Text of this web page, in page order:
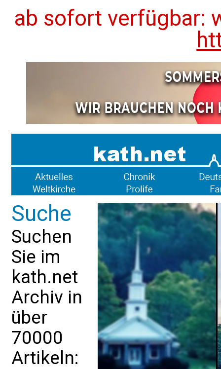
ab sofort verfügbar:
Suche
Suchen
Sie im
kath.net
Archiv in
über
70000
Artikeln: